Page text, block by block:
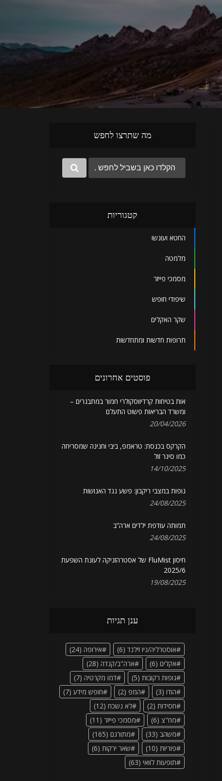
מה שתרצו לחפש
קטגוריות
החטא ועונשו
מלמטה
מסמכי פייזר
שיפודי חופש
שקר האקלים
תרופות חדשות ומתחדשות
פוסטים אחרונים
אות בטיחות קרדיווסקולרי חמור במתבגרים –
ומשרד הבריאות פשוט התעלם
20/04/2026
הקרקס בכנסת: טראמפ, ביבי וחנינה שמסריחה
כמו סיגר זול
14/10/2025
גופות במצבי ריקבון: פשע נגד האנושות
24/08/2025
תמותה עודפת ילדים ארה”ב
24/08/2025
חיסון FluMist של אסטרהזניקה לעונת השפעת
2025/6
19/08/2025
ענן תגיות
אוסטרליה/ניו זילנד (6) אירופה (24)
אקלים (6) ארה"ב/קנדה (28)
גופות רקובות (5) דמו מקרטיה (7)
הודו (3) המפ (2) חופש מידע (7)
חסידות (2) לא נשכח (12)
מח"צ (6) מסמכי פייזר (11)
משהב (33) מתורגם (165)
פוריות (10) שאר ירקות (6)
תופעות לוואי (63)